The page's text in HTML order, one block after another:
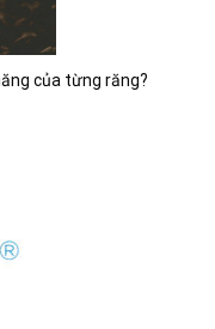
của từng răng?